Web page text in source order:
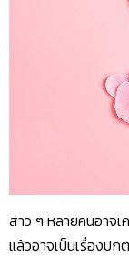
สาว ๆ หลายคนอาจ
แล้วอาจเป็นเรื่องป